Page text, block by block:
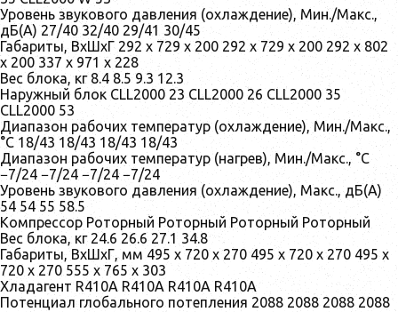
Уровень звукового давления (охлаждение), Мин./Макс.,
дБ(А) 27/40 32/40 29/41 30/45
Габариты, ВхШхГ 292 x 729 x 200 292 x 729 x 200 292 x 802
x 200 337 x 971 x 228
Вес блока, кг 8.4 8.5 9.3 12.3
Наружный блок CLL2000 23 CLL2000 26 CLL2000 35
CLL2000 53
Диапазон рабочих температур (охлаждение), Мин./Макс.,
°C 18/43 18/43 18/43 18/43
Диапазон рабочих температур (нагрев), Мин./Макс., °C
−7/24 −7/24 −7/24 −7/24
Уровень звукового давления (охлаждение), Макс., дБ(А)
54 54 55 58.5
Компрессор Роторный Роторный Роторный Роторный
Вес блока, кг 24.6 26.6 27.1 34.8
Габариты, ВхШхГ, мм 495 x 720 x 270 495 x 720 x 270 495 x
720 x 270 555 x 765 x 303
Хладагент R410А R410А R410А R410А
Потенциал глобального потепления 2088 2088 2088 2088